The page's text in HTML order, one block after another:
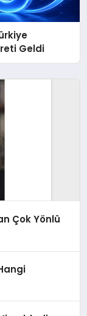
Geldi
Çok Yönlü